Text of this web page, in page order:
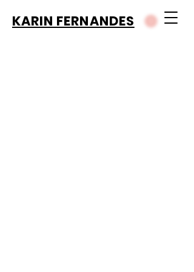
KARIN FERNANDES